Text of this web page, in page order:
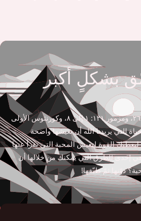
بشكلٍ أكبر
اقرأ غلاطية ٥: ٢٢ إلى ٢٦، ومزمور ١٢١: ١ إلى ٨، وكورنثوس الأولى
١٣. هل الحياة التي يريدنا الله أن نعيشها واضحة
القوة لتعيش المحبة التي تقرأ عنها
إحدى الطرق التي يمكنك من خلالها أن
دوّنها ثمّ طبّقها!